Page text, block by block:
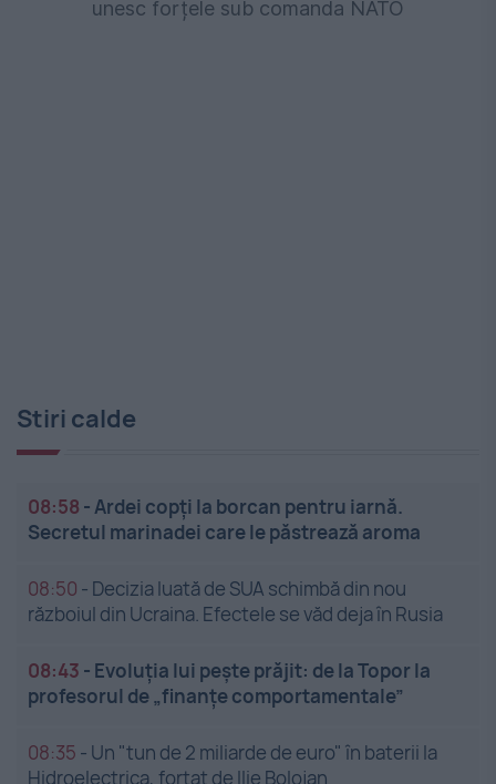
unesc forțele sub comanda NATO
Stiri calde
08:58 -Ardei copți la borcan pentru iarnă.
Secretul marinadei care le păstrează aroma
08:50 - Decizia luată de SUA schimbă din nou
războiul din Ucraina. Efectele se văd deja în Rusia
08:43 - Evoluția lui pește prăjit: de la Topor la
profesorul de „finanțe comportamentale”
08:35 - Un "tun de 2 miliarde de euro" în baterii la
Hidroelectrica, forțat de Ilie Bolojan